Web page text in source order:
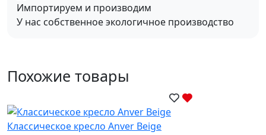
Импортируем и производим
У нас собственное экологичное производство
Похожие товары
Классическое кресло Anver Beige